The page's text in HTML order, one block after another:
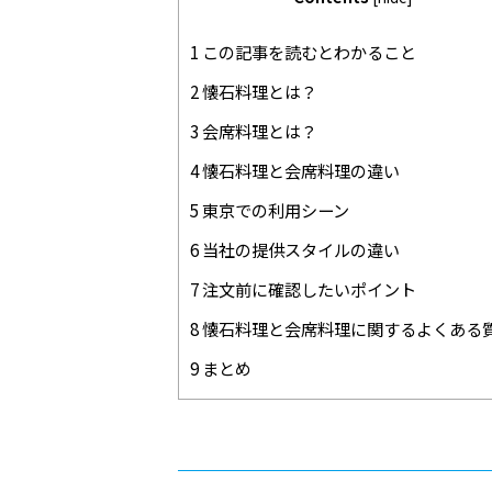
1 この記事を読むとわかること
2 懐石料理とは？
3 会席料理とは？
4 懐石料理と会席料理の違い
5 東京での利用シーン
6 当社の提供スタイルの違い
7 注文前に確認したいポイント
8 懐石料理と会席料理に関するよくある
9 まとめ